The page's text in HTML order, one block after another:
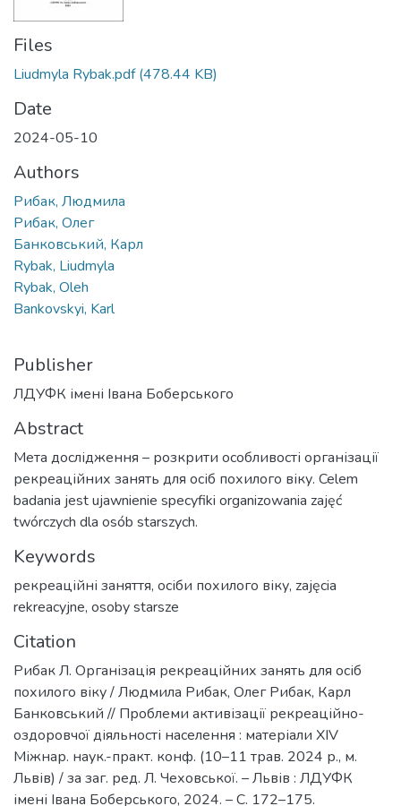
Files
Liudmyla Rybak.pdf(478.44 KB)
Date
2024-05-10
Authors
Рибак, Людмила
Рибак, Олег
Банковський, Карл
Rybak, Liudmyla
Rybak, Oleh
Bankovskyi, Karl
Publisher
ЛДУФК імені Івана Боберського
Abstract
Мета дослідження – розкрити особливості організації
рекреаційних занять для осіб похилого віку. Celem
badania jest ujawnienie specyfiki organizowania zajęć
twórczych dla osób starszych.
Keywords
рекреаційні заняття, осіби похилого віку, zajęcia
rekreacyjne, osoby starsze
Citation
Рибак Л. Організація рекреаційних занять для осіб
похилого віку / Людмила Рибак, Олег Рибак, Карл
Банковський // Проблеми активізації рекреаційно-
оздоровчої діяльності населення : матеріали ХІV
Міжнар. наук.-практ. конф. (10–11 трав. 2024 р., м.
Львів) / за заг. ред. Л. Чеховської. – Львів : ЛДУФК
імені Івана Боберського, 2024. – С. 172–175.